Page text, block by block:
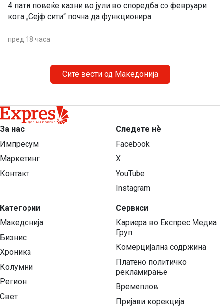
4 пати повеќе казни во јули во споредба со февруари
кога „Сејф сити“ почна да функционира
пред 18 часа
Сите вести од Македонија
За нас
Импресум
Маркетинг
Контакт
Категории
Македонија
Бизнис
Хроника
Колумни
Регион
Свет
Следете нѐ
Facebook
X
YouTube
Instagram
Сервиси
Кариера во Експрес Медиа
Груп
Комерцијална содржина
Платено политичко
рекламирање
Времеплов
Пријави корекција